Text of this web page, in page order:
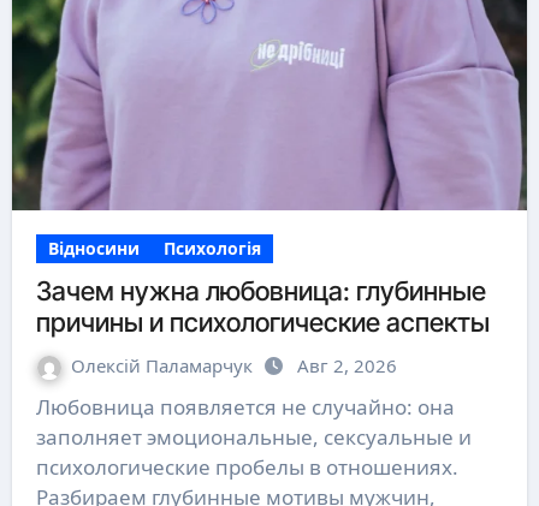
Відносини Психологія
Зачем нужна любовница: глубинные
причины и психологические аспекты
Олексій Паламарчук Авг 2, 2026
Любовница появляется не случайно: она
заполняет эмоциональные, сексуальные и
психологические пробелы в отношениях.
Разбираем глубинные мотивы мужчин,